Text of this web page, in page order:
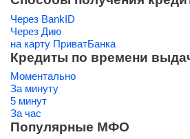
Через BankID
Через Дию
на карту ПриватБанка
Кредиты по времени
Моментально
За минуту
5 минут
За час
Популярные МФО